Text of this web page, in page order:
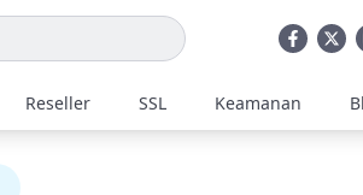
Reseller SSL Keamanan